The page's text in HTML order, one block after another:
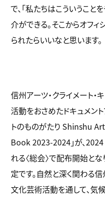
で、「私たちはこういうこと
介ができる。そこからオフ
られたらいいなと思います。
信州アーツ・クライメート・
活動をおさめたドキュメン
トのものがたり Shinshu
Book 2023-2024」が、2024
れる〈総会〉で配布開始と
定です。自然と深く関わる
文化芸術活動を通して、気